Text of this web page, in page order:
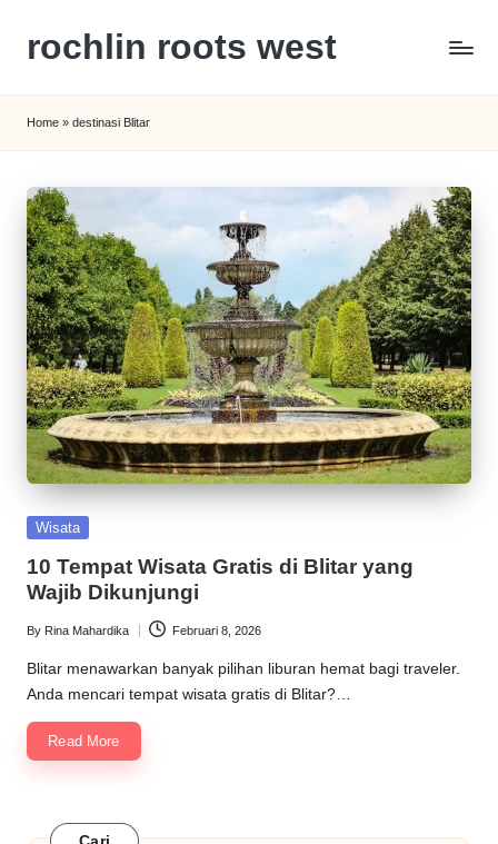
content
rochlin roots west
dan
Kesehatan
Modern
Home » destinasi Blitar
Posted
Wisata
10 Tempat Wisata Gratis di Blitar yang
Wajib Dikunjungi
Posted
by
By Rina Mahardika Februari 8, 2026
Blitar menawarkan banyak pilihan liburan hemat bagi traveler.
Anda mencari tempat wisata gratis di Blitar?…
Read More